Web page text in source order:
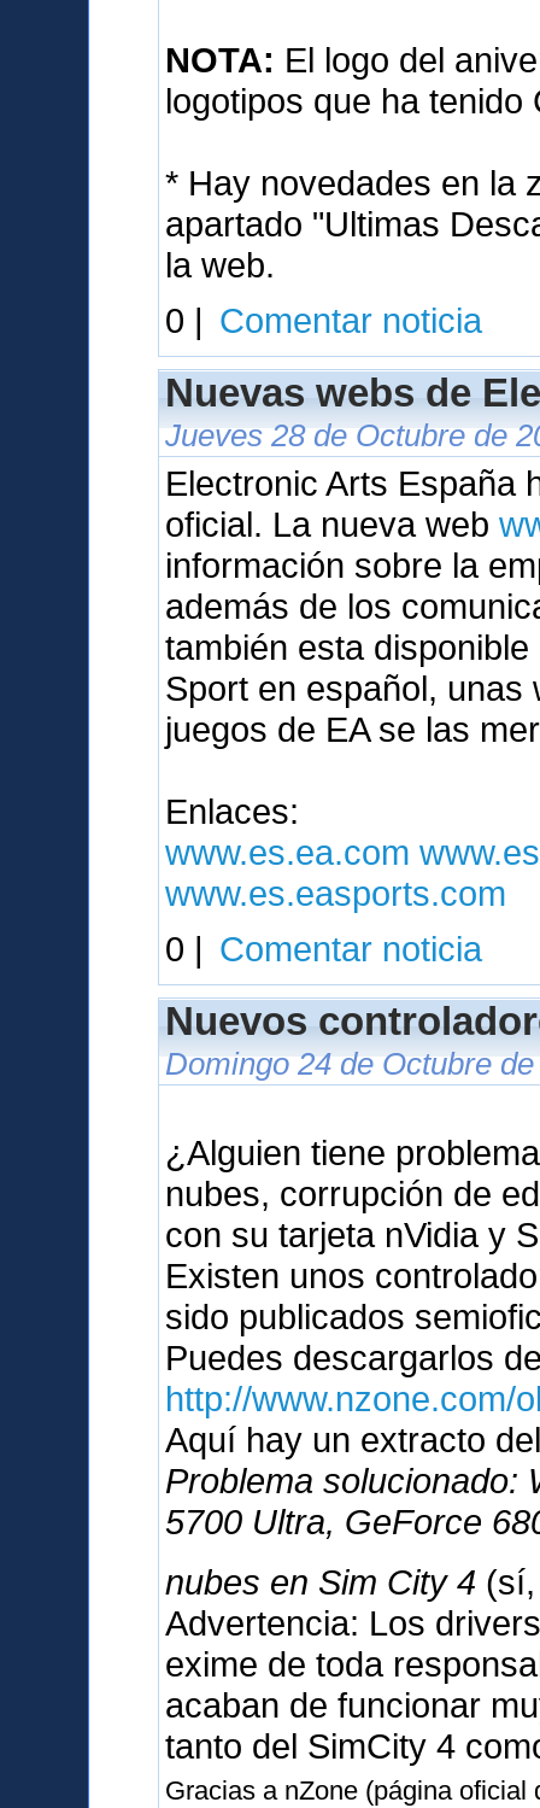
NOTA: El logo del
logotipos que ha tenido
* Hay novedades en la
apartado "Ultimas
la web.
0 | Comentar noticia
Nuevas webs de
Jueves 28 de Octubre de
Electronic Arts España
oficial. La nueva web
información sobre la
además de los
también esta
Sport en español, unas
juegos de EA se las
Enlaces:
www.es.ea.com
www.es.easports.com
0 | Comentar noticia
Nuevos
Domingo 24 de Octubre
¿Alguien tiene
nubes, corrupción de
con su tarjeta nVidia y
Existen unos
sido publicados
Puedes descargarlos
http://www.nzone.com/
Aquí hay un extracto
Problema solucionado:
5700 Ultra, GeForce
nubes en Sim City 4
Advertencia: Los
exime de toda
acaban de funcionar
tanto del SimCity 4
Gracias a nZone (página